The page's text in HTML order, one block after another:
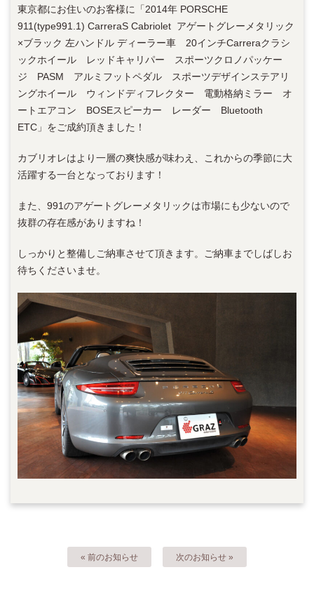
東京都にお住いのお客様に「2014年 PORSCHE
911(type991.1) CarreraS Cabriolet アゲートグレーメタリック
×ブラック 左ハンドル ディーラー車 20インチCarreraクラシ
ックホイール レッドキャリパー スポーツクロノパッケー
ジ PASM アルミフットペダル スポーツデザインステアリ
ングホイール ウィンドディフレクター 電動格納ミラー オ
ートエアコン BOSEスピーカー レーダー Bluetooth
ETC」をご成約頂きました！
カブリオレはより一層の爽快感が味わえ、これからの季節に大
活躍する一台となっております！
また、991のアゲートグレーメタリックは市場にも少ないので
抜群の存在感がありますね！
しっかりと整備しご納車させて頂きます。ご納車までしばしお
待ちくださいませ。
« 前のお知らせ 次のお知らせ »